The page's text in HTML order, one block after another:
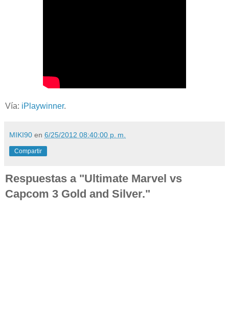
Vía: iPlaywinner.
MIKI90 en 6/25/2012 08:40:00 p. m.
Compartir
Respuestas a "Ultimate Marvel vs
Capcom 3 Gold and Silver."